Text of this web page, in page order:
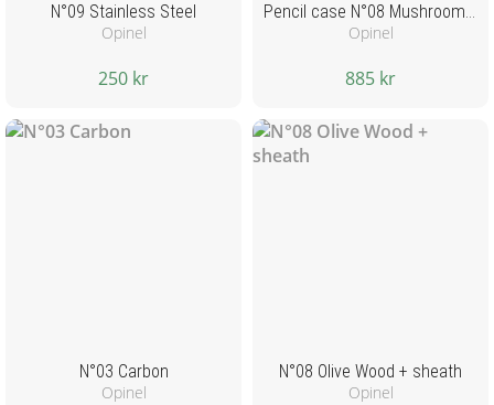
N°09 Stainless Steel
Opinel
250 kr
Pencil case N°08 Mushroom + sheath
Opinel
885 kr
N°03 Carbon
Opinel
N°08 Olive Wood + sheath
Opinel